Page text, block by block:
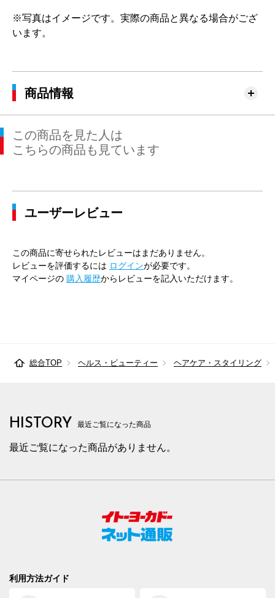
※写真はイメージです。実際の商品と異なる場合がござ
います。
商品情報
この商品を見た人は
こちらの商品も見ています
ユーザーレビュー
この商品に寄せられたレビューはまだありません。
レビューを評価するには ログインが必要です。
マイページの 購入履歴からレビューを記入いただけます。
総合TOP ヘルス・ビューティー ヘアケア・スタイリング
HISTORY 最近ご覧になった商品
最近ご覧になった商品がありません。
利用方法ガイド